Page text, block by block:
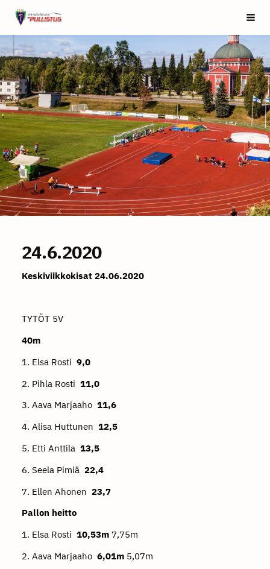
Siirry
sivun
sisältöön
Saarijärven Pullistus
24.6.2020
Keskiviikkokisat 24.06.2020
TYTÖT 5V
40m
1. Elsa Rosti 9,0
2. Pihla Rosti 11,0
3. Aava Marjaaho 11,6
4. Alisa Huttunen 12,5
5. Etti Anttila 13,5
6. Seela Pimiä 22,4
7. Ellen Ahonen 23,7
Pallon heitto
1. Elsa Rosti 10,53m 7,75m
2. Aava Marjaaho 6,01m 5,07m